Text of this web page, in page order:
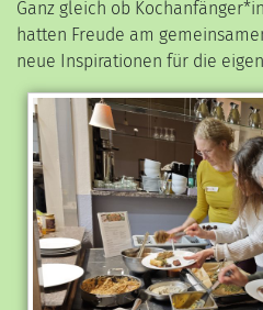
Ganz gleich ob
hatten Freude am
neue Inspirationen für die